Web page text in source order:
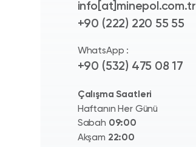
info[at]minepol.com.tr
+90 (222) 220 55 55
WhatsApp :
+90 (532) 475 08 17
Çalışma Saatleri
Haftanın Her Günü
Sabah 09:00
Akşam 22:00